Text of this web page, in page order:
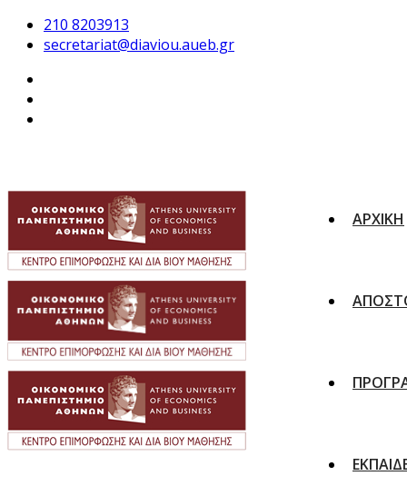
210 8203913
secretariat@diaviou.aueb.gr
ΑΡΧΙΚΗ